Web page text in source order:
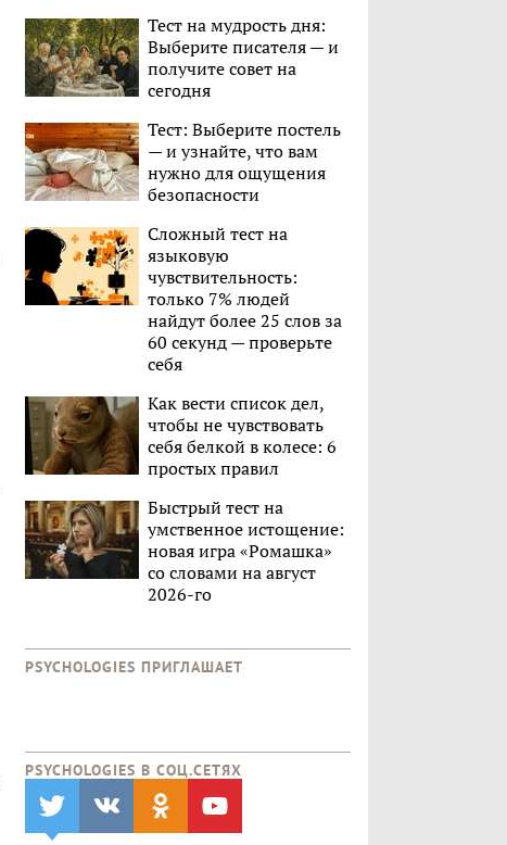
Тест на мудрость дня:
Выберите писателя — и
получите совет на
сегодня
Тест: Выберите постель
— и узнайте, что вам
нужно для ощущения
безопасности
Сложный тест на
языковую
чувствительность:
только 7% людей
найдут более 25 слов за
60 секунд — проверьте
себя
Как вести список дел,
чтобы не чувствовать
себя белкой в колесе: 6
простых правил
Быстрый тест на
умственное истощение:
новая игра «Ромашка»
со словами на август
2026-го
PSYCHOLOGIES ПРИГЛАШАЕТ
PSYCHOLOGIES В CОЦ.СЕТЯХ